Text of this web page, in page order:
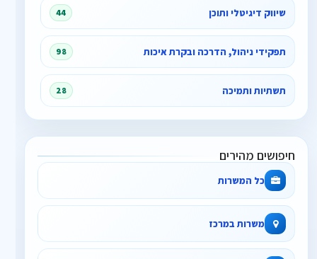
שיווק דיגיטלי ותוכן 44
תפקידי ניהול, הדרכה ובקרת איכות 98
תשתיות ותמיכה 28
חיפושים מהירים
כל המשרות
משרות במרכז